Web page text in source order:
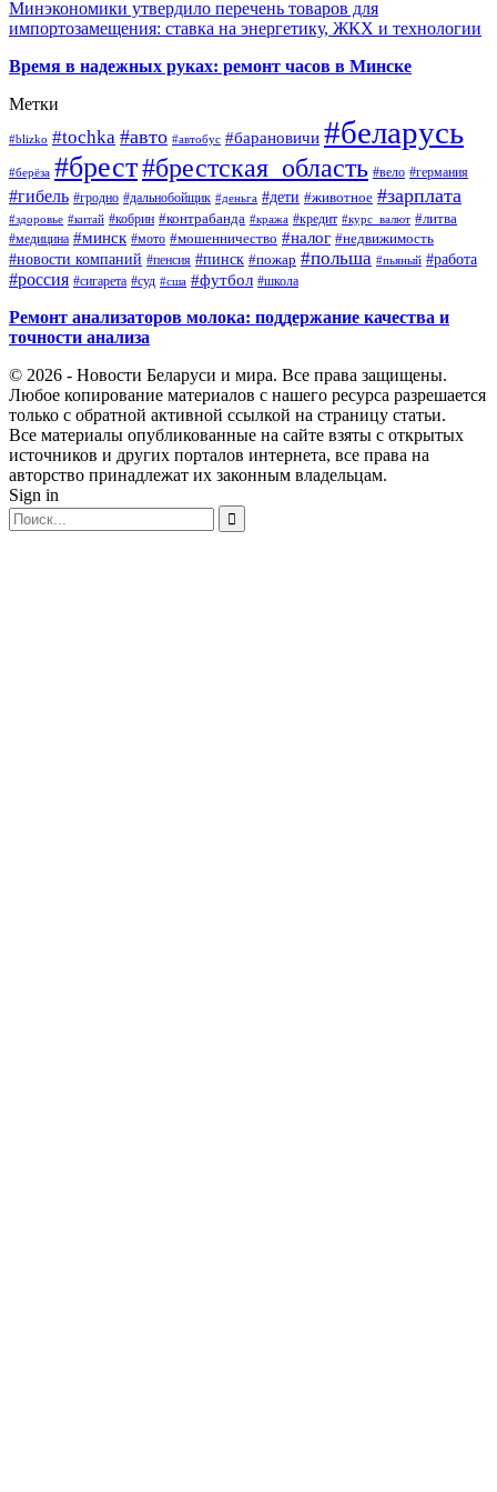
Минэкономики утвердило перечень товаров для
импортозамещения: ставка на энергетику, ЖКХ и технологии
Время в надежных руках: ремонт часов в Минске
Метки
#blizko #tochka #авто #автобус #барановичи #беларусь
#берёза #брест#брестская_область #вело #германия
#гибель #гродно #дальнобойщик #деньга #дети #животное #зарплата
#здоровье #китай #кобрин #контрабанда #кража #кредит #курс_валют #литва
#медицина #минск #мото #мошенничество #налог #недвижимость
#новости компаний #пенсия #пинск #пожар #польша #пьяный #работа
#россия #сигарета #суд #сша #футбол #школа
Ремонт анализаторов молока: поддержание качества и
точности анализа
© 2026 - Новости Беларуси и мира. Все права защищены.
Любое копирование материалов с нашего ресурса разрешается
только с обратной активной ссылкой на страницу статьи.
Все материалы опубликованные на сайте взяты с открытых
источников и других порталов интернета, все права на
авторство принадлежат их законным владельцам.
Sign in